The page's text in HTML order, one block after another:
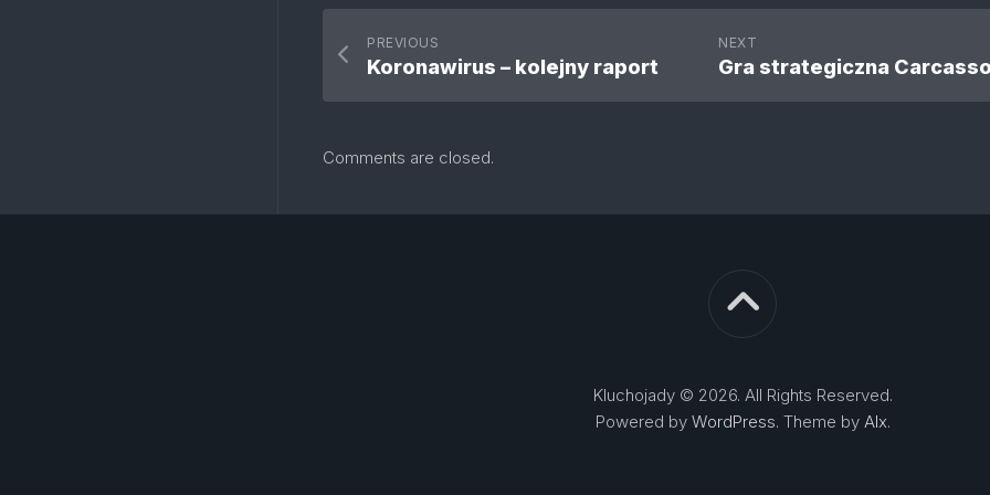
NEXT
PREVIOUS
Koronawirus – kolejny raport
Comments are closed.
Kluchojady © 2026. All Rights Reserved.
Powered by WordPress. Theme by Alx.